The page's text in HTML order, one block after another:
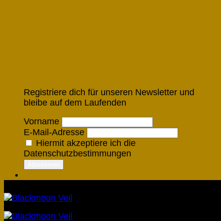
Registriere dich für unseren Newsletter und
bleibe auf dem Laufenden
Vorname
E-Mail-Adresse
Hiermit akzeptiere ich die
Datenschutzbestimmungen